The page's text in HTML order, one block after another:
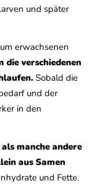
und später
erwachsenen
verschiedenen
Sobald die
und der
in den
manche andere
aus Samen
und Fette.